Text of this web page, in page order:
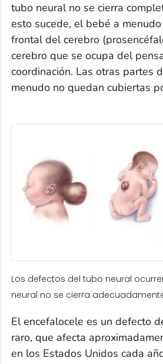
tubo neural no se cierra
esto sucede, el bebé a
frontal del cerebro
cerebro que se ocupa del
coordinación. Las otras partes
menudo no quedan cubiertas
Los defectos del tubo neural
neural no se cierra
El encefalocele es un defecto
raro, que afecta
en los Estados Unidos cada